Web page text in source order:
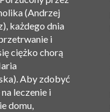
(Andrzej
każdego dnia
i
ciężko chorą
Aby zdobyć
leczenie i
domu,